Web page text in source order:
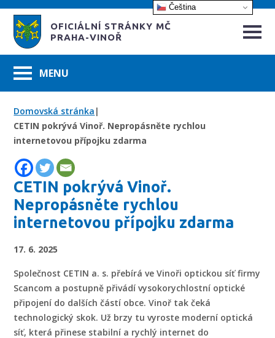
OFICIÁLNÍ STRÁNKY MČ
PRAHA-VINOŘ
Domovská stránka |
CETIN pokrývá Vinoř. Nepropásněte rychlou
internetovou přípojku zdarma
CETIN pokrývá Vinoř.
Nepropásněte rychlou
internetovou přípojku zdarma
17. 6. 2025
Společnost CETIN a. s. přebírá ve Vinoři optickou síť firmy
Scancom a postupně přivádí vysokorychlostní optické
připojení do dalších částí obce. Vinoř tak čeká
technologický skok. Už brzy tu vyroste moderní optická
síť, která přinese stabilní a rychlý internet do
Čeština‎